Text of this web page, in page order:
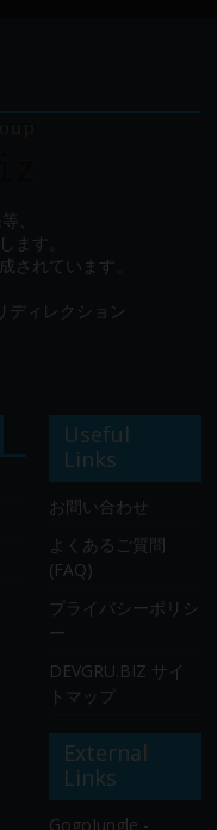
、
ます。
されています。
ディレクション
Useful
Links
お問い合わせ
よくあるご質問
(FAQ)
プライバシーポリシ
ー
DEVGRU.BIZ サイ
トマップ
External
Links
GogoJungle -